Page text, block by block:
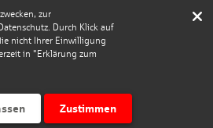
zur
Durch Klick auf
nicht Ihrer Einwilligung
in "Erklärung zum
Zustimmen